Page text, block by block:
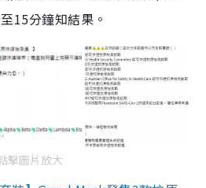
15分鐘知結果。
擊圖片放大